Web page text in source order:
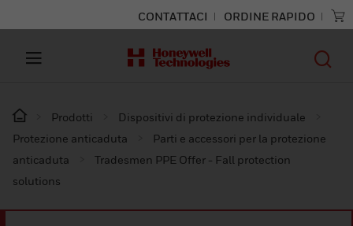
CONTATTACI ORDINE RAPIDO
Prodotti
Dispositivi di protezione individuale
Protezione anticaduta
Parti e accessori per la protezione
anticaduta
Tradesmen PPE Offer - Fall protection
solutions